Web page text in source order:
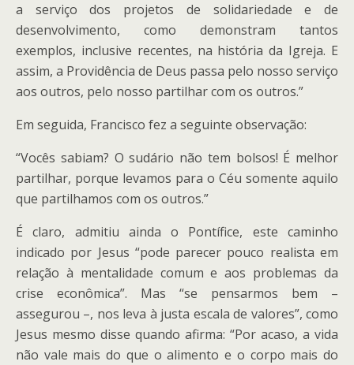
a serviço dos projetos de solidariedade e de
desenvolvimento, como demonstram tantos
exemplos, inclusive recentes, na história da Igreja. E
assim, a Providência de Deus passa pelo nosso serviço
aos outros, pelo nosso partilhar com os outros.”
Em seguida, Francisco fez a seguinte observação:
“Vocês sabiam? O sudário não tem bolsos! É melhor
partilhar, porque levamos para o Céu somente aquilo
que partilhamos com os outros.”
É claro, admitiu ainda o Pontífice, este caminho
indicado por Jesus “pode parecer pouco realista em
relação à mentalidade comum e aos problemas da
crise econômica”. Mas “se pensarmos bem –
assegurou –, nos leva à justa escala de valores”, como
Jesus mesmo disse quando afirma: “Por acaso, a vida
não vale mais do que o alimento e o corpo mais do